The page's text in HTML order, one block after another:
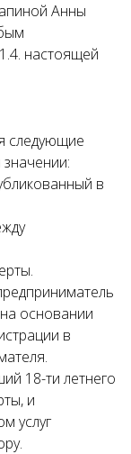
Анны
настоящей
следующие
в
основании
в
18-ти летнего
и
услуг